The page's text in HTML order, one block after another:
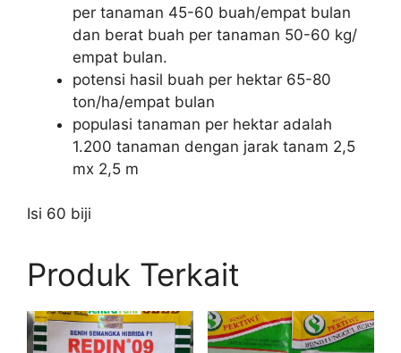
per tanaman 45-60 buah/empat bulan
dan berat buah per tanaman 50-60 kg/
empat bulan.
potensi hasil buah per hektar 65-80
ton/ha/empat bulan
populasi tanaman per hektar adalah
1.200 tanaman dengan jarak tanam 2,5
mx 2,5 m
Isi 60 biji
Produk Terkait